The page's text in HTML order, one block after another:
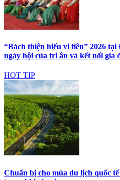
“Bách thiện hiếu vi tiên” 2026
ngày hội của tri ân và kết nối gia
HOT TIP
Chuẩn bị cho mùa du lịch quốc